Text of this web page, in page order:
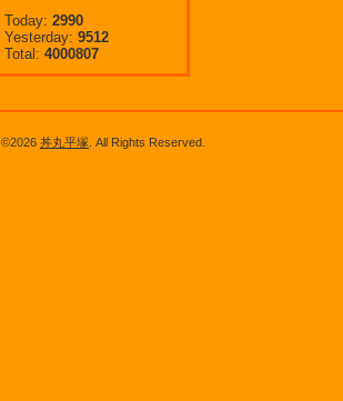
Today: 2990
Yesterday: 9512
Total: 4000807
©2026 丼丸平塚 . All Rights Reserved.